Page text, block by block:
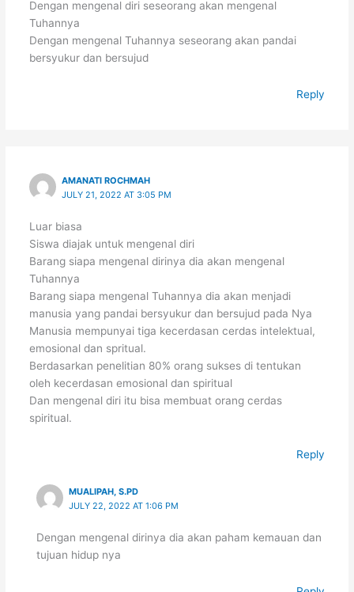
Dengan mengenal diri seseorang akan mengenal
Tuhannya
Dengan mengenal Tuhannya seseorang akan pandai
bersyukur dan bersujud
Reply
AMANATI ROCHMAH
JULY 21, 2022 AT 3:05 PM
Luar biasa
Siswa diajak untuk mengenal diri
Barang siapa mengenal dirinya dia akan mengenal
Tuhannya
Barang siapa mengenal Tuhannya dia akan menjadi
manusia yang pandai bersyukur dan bersujud pada Nya
Manusia mempunyai tiga kecerdasan cerdas intelektual,
emosional dan spritual.
Berdasarkan penelitian 80% orang sukses di tentukan
oleh kecerdasan emosional dan spiritual
Dan mengenal diri itu bisa membuat orang cerdas
spiritual.
Reply
MUALIPAH, S.PD
JULY 22, 2022 AT 1:06 PM
Dengan mengenal dirinya dia akan paham kemauan dan
tujuan hidup nya